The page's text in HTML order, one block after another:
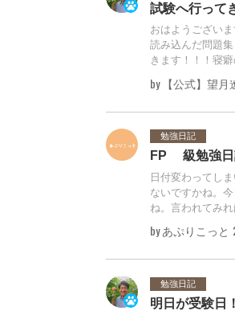
試験へ行って
おはようござい
読み込んだ問題
きます！！！寝
by 【公式】望月
勉強日記
FP3級勉強
日付変わってし
ないですかね。
ね。言われてみ
by あぷりこっと
勉強日記
明日が受験日